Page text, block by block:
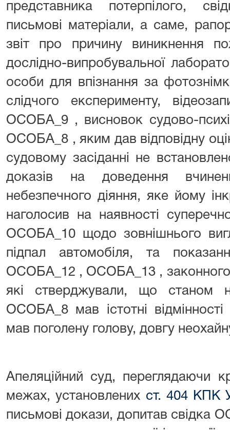
представника потерпілого,
письмові матеріали, а саме,
звіт про причину виникнення
дослідно-випробувальної
особи для впізнання за
слідчого експерименту,
ОСОБА_9 , висновок судово-
ОСОБА_8 , яким дав відповідну
судовому засіданні не
доказів на доведення
небезпечного діяння, яке йому
наголосив на наявності
ОСОБА_10 щодо зовнішнього
підпал автомобіля, та
ОСОБА_12 , ОСОБА_13 ,
які стверджували, що станом
ОСОБА_8 мав істотні
мав поголену голову, довгу
Апеляційний суд, переглядаючи
межах, установлених ст. 404 КПК
письмові докази, допитав свідка